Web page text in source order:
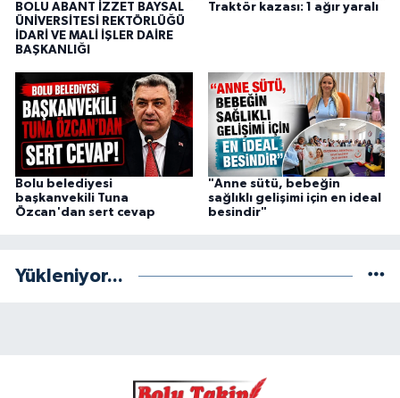
BOLU ABANT İZZET BAYSAL
ÜNİVERSİTESİ REKTÖRLÜĞÜ
İDARİ VE MALİ İŞLER DAİRE
BAŞKANLIĞI
Traktör kazası: 1 ağır yaralı
Bolu belediyesi
başkanvekili Tuna
Özcan'dan sert cevap
"Anne sütü, bebeğin
sağlıklı gelişimi için en ideal
besindir"
Yükleniyor...